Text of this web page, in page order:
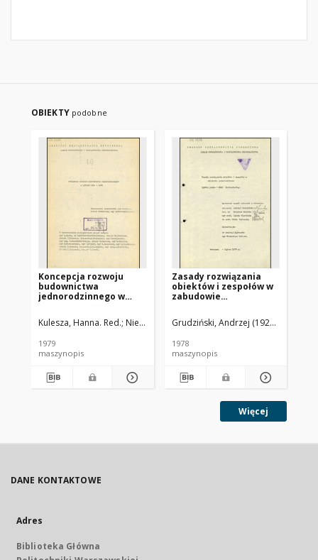
OBIEKTY podobne
Koncepcja rozwoju
budownictwa
jednorodzinnego w
Kulesza, Hanna. Red. Niewiadomski, S.
1979
maszynopis
Zasady rozwiązania
obiektów i zespołów w
zabudowie
Grudziński, Andrzej (1924-2015).
1978
maszynopis
Więcej
DANE KONTAKTOWE
Adres
Biblioteka Główna